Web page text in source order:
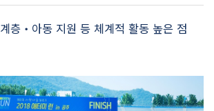
층‧아동 지원 등 체계적 활동 높은 점